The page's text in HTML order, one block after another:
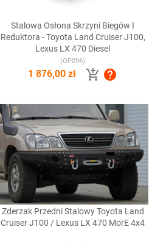
Szybki podgląd
Stalowa Osłona Skrzyni Biegów I
Reduktora - Toyota Land Cruiser J100,
Lexus LX 470 Diesel
(OP096)
1 876,00 zł  
Szybki podgląd
Zderzak Przedni Stalowy Toyota Land
Cruiser J100 / Lexus LX 470 MorE 4x4